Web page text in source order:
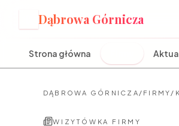
Dąbrowa Górnicza
Strona główna
DĄBROWA GÓRNICZA / FIRMY /
WIZYTÓWKA FIRMY